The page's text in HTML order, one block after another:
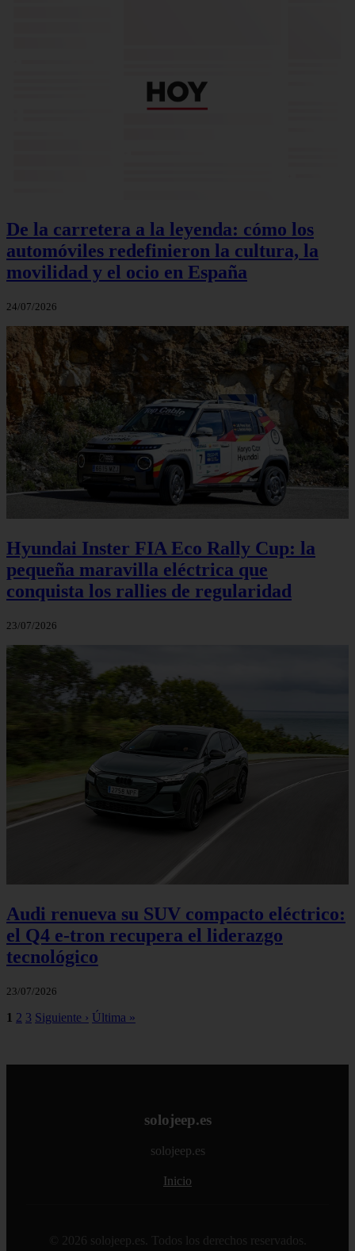
De la carretera a la leyenda: cómo los
automóviles redefinieron la cultura, la
movilidad y el ocio en España
24/07/2026
Hyundai Inster FIA Eco Rally Cup: la
pequeña maravilla eléctrica que
conquista los rallies de regularidad
23/07/2026
Audi renueva su SUV compacto eléctrico:
el Q4 e‑tron recupera el liderazgo
tecnológico
23/07/2026
1 2 3 Siguiente › Última »
solojeep.es
solojeep.es
Inicio
© 2026 solojeep.es. Todos los derechos reservados.